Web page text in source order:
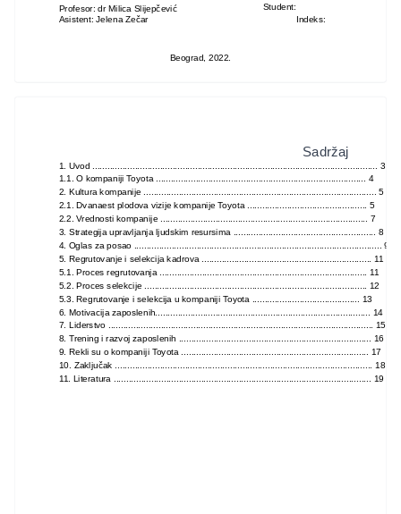
Beograd, 2022.
Profesor: dr Milica Slijepčević
Asistent: Jelena Zečar
Student:
Indeks:
Sadržaj
1. Uvod .................................................................................................................. 3
1.1. O kompaniji Toyota .................................................................................... 4
2. Kultura kompanije ............................................................................................. 5
2.1. Dvanaest plodova vizije kompanije Toyota ................................................ 5
2.2. Vrednosti kompanije ................................................................................... 7
3. Strategija upravljanja ljudskim resursima ......................................................... 8
4. Oglas za posao ................................................................................................... 9
5. Regrutovanje i selekcija kadrova .................................................................... 11
5.1. Proces regrutovanja ................................................................................... 11
5.2. Proces selekcije ......................................................................................... 12
5.3. Regrutovanje i selekcija u kompaniji Toyota ........................................... 13
6. Motivacija zaposlenih...................................................................................... 14
7. Liderstvo .......................................................................................................... 15
8. Trening i razvoj zaposlenih ............................................................................. 16
9. Rekli su o kompaniji Toyota ........................................................................... 17
10. Zaključak ....................................................................................................... 18
11. Literatura ....................................................................................................... 19